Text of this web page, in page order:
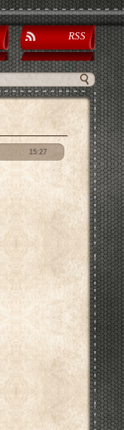
RSS
15:27